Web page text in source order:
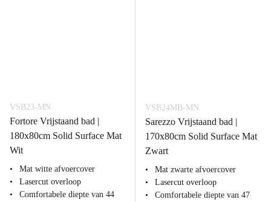
VSB23-MN
Fortore Vrijstaand bad |
180x80cm Solid Surface Mat
Wit
Mat witte afvoercover
Lasercut overloop
Comfortabele diepte van 44
VSB24MB-MN
Sarezzo Vrijstaand bad |
170x80cm Solid Surface Mat
Zwart
Mat zwarte afvoercover
Lasercut overloop
Comfortabele diepte van 47